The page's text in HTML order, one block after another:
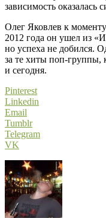
зависимость оказалась
Олег Яковлев к
2012 года он ушел из
но успеха не добился.
за те хиты поп-группы,
и сегодня.
Pinterest
Linkedin
Email
Tumblr
Telegram
VK